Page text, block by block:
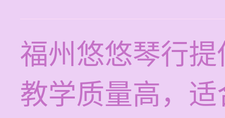
福州悠悠琴行
教学质量高，